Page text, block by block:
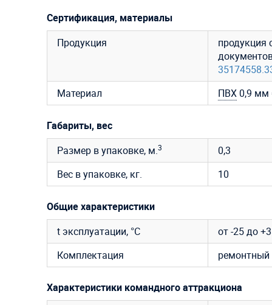
Сертификация, материалы
Продукция
продукция
Материал
ПВХ0,9 мм
Габариты, вес
Размер в упаковке, м.3
0,3
Вес в упаковке, кг.
10
Общие характеристики
t эксплуатации, °C
от -25 до
Комплектация
ремонтный
Характеристики командного аттракциона